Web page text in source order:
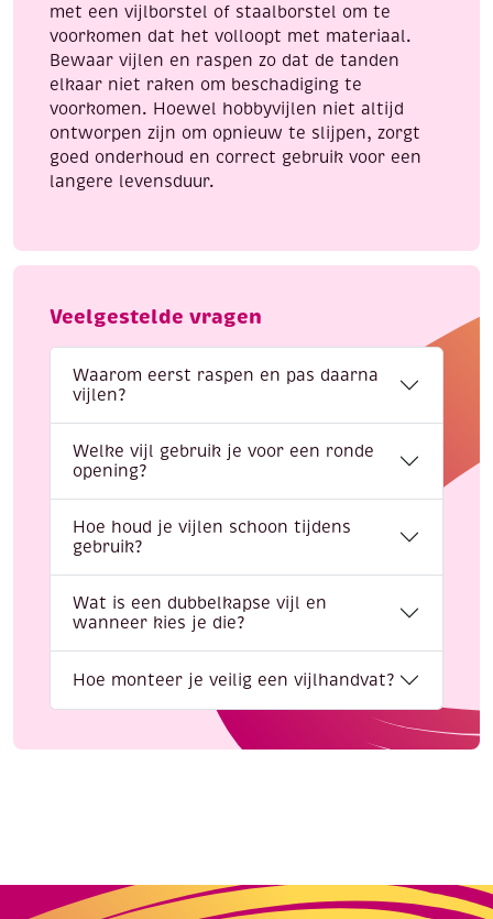
met een vijlborstel of staalborstel om te
voorkomen dat het volloopt met materiaal.
Bewaar vijlen en raspen zo dat de tanden
elkaar niet raken om beschadiging te
voorkomen. Hoewel hobbyvijlen niet altijd
ontworpen zijn om opnieuw te slijpen, zorgt
goed onderhoud en correct gebruik voor een
langere levensduur.
Veelgestelde vragen
Waarom eerst raspen en pas daarna
vijlen?
Welke vijl gebruik je voor een ronde
opening?
Hoe houd je vijlen schoon tijdens
gebruik?
Wat is een dubbelkapse vijl en
wanneer kies je die?
Hoe monteer je veilig een vijlhandvat?